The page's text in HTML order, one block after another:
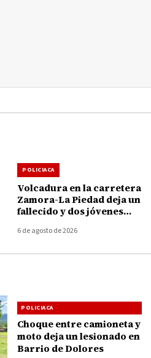
POLICIACA
Volcadura en la carretera
Zamora-La Piedad deja un
fallecido y dos jóvenes
6 de agosto de 2026
POLICIACA
Choque entre camioneta y
moto deja un lesionado en
Barrio de Dolores